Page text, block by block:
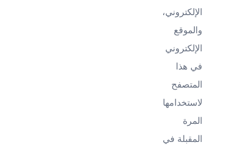
الإلكتروني،
والموقع
الإلكتروني
في هذا
المتصفح
لاستخدامها
المرة
المقبلة في